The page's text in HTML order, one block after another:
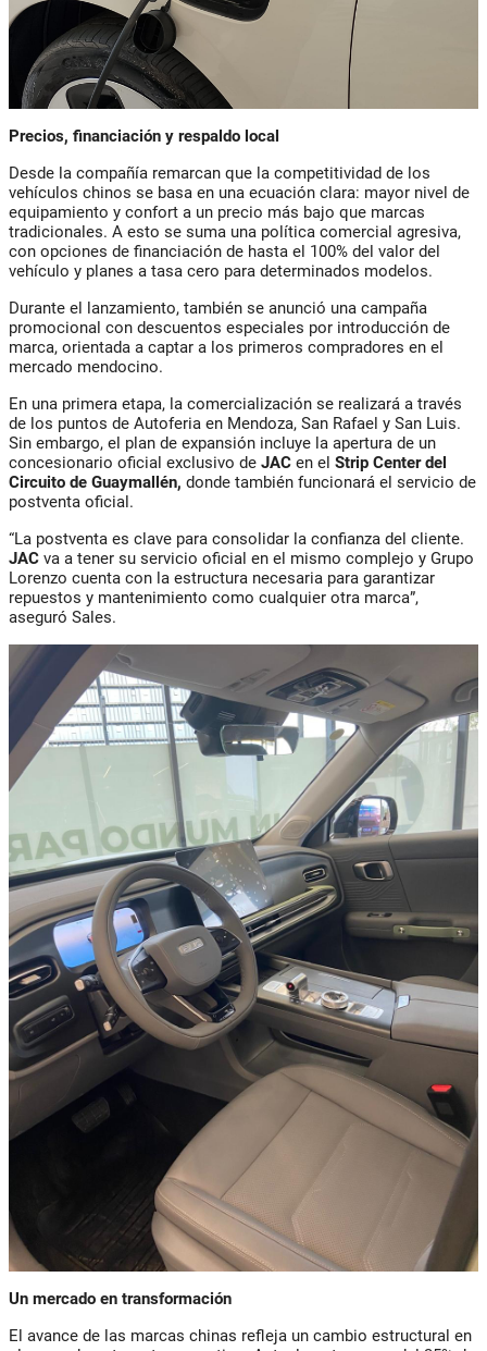
Precios, financiación y respaldo local
Desde la compañía remarcan que la competitividad de los
vehículos chinos se basa en una ecuación clara: mayor nivel de
equipamiento y confort a un precio más bajo que marcas
tradicionales. A esto se suma una política comercial agresiva,
con opciones de financiación de hasta el 100% del valor del
vehículo y planes a tasa cero para determinados modelos.
Durante el lanzamiento, también se anunció una campaña
promocional con descuentos especiales por introducción de
marca, orientada a captar a los primeros compradores en el
mercado mendocino.
En una primera etapa, la comercialización se realizará a través
de los puntos de Autoferia en Mendoza, San Rafael y San Luis.
Sin embargo, el plan de expansión incluye la apertura de un
concesionario oficial exclusivo de JAC en el Strip Center del
Circuito de Guaymallén, donde también funcionará el servicio de
postventa oficial.
“La postventa es clave para consolidar la confianza del cliente.
JAC va a tener su servicio oficial en el mismo complejo y Grupo
Lorenzo cuenta con la estructura necesaria para garantizar
repuestos y mantenimiento como cualquier otra marca”,
aseguró Sales.
Un mercado en transformación
El avance de las marcas chinas refleja un cambio estructural en